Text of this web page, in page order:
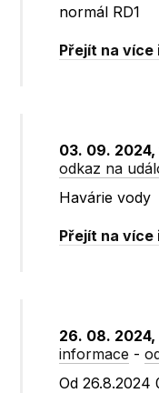
normál RD1
Přejít na
03. 09.
odkaz na
Havárie vody
Přejít na
26. 08. 2024,
informace -
Od 26.8.2024